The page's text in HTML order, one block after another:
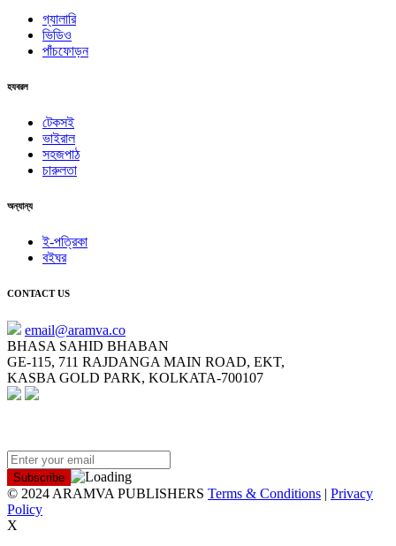
গ্যালারি
ভিডিও
পাঁচফোড়ন
হযবরল
টেকসই
ভাইরাল
সহজপাঠ
চারুলতা
অন্যান্য
ই-পত্রিকা
বইঘর
CONTACT US
email@aramva.co
BHASA SAHID BHABAN
GE-115, 711 RAJDANGA MAIN ROAD, EKT,
KASBA GOLD PARK, KOLKATA-700107
© 2024 ARAMVA PUBLISHERS Terms & Conditions | Privacy
Policy
X